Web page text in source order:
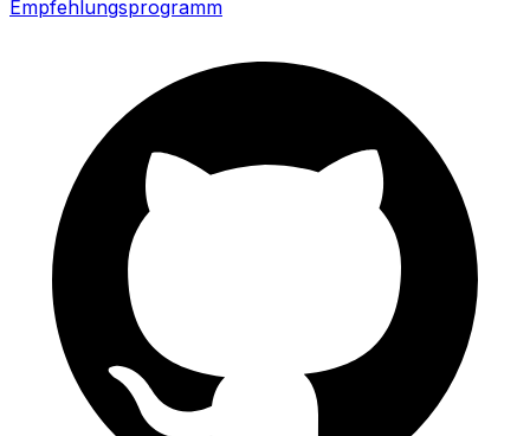
Empfehlungsprogramm